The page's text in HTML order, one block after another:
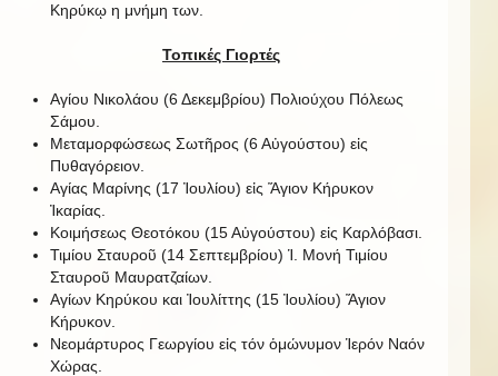
Κηρύκῳ η μνήμη των.
Τοπικές Γιορτές
Αγίου Νικολάου (6 Δεκεμβρίου) Πολιούχου Πόλεως
Σάμου.
Μεταμορφώσεως Σωτῆρος (6 Αὐγούστου) εἰς
Πυθαγόρειον.
Αγίας Μαρίνης (17 Ἰουλίου) εἰς Ἅγιον Κήρυκον
Ἰκαρίας.
Κοιμήσεως Θεοτόκου (15 Αὐγούστου) εἰς Καρλόβασι.
Τιμίου Σταυροῦ (14 Σεπτεμβρίου) Ἱ. Μονή Τιμίου
Σταυροῦ Μαυρατζαίων.
Αγίων Κηρύκου και Ἰουλίττης (15 Ἰουλίου) Ἅγιον
Κήρυκον.
Νεομάρτυρος Γεωργίου εἰς τόν ὁμώνυμον Ἱερόν Ναόν
Χώρας.